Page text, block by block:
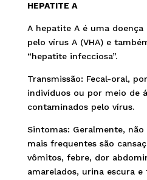
HEPATITE A
A hepatite A é uma doença
pelo vírus A (VHA) e
“hepatite infecciosa”.
Transmissão: Fecal-oral,
indivíduos ou por meio de
contaminados pelo vírus.
Sintomas: Geralmente, não
mais frequentes são
vômitos, febre, dor
amarelados, urina escura e